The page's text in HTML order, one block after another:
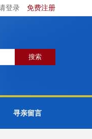
登录 免费注册
寻亲留言